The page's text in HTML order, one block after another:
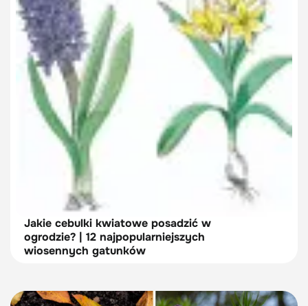
Jakie cebulki kwiatowe posadzić w
ogrodzie? | 12 najpopularniejszych
wiosennych gatunków